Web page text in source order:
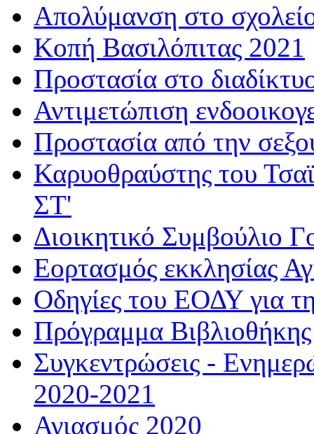
Απολύμανση στο
Κοπή Βασιλόπιτας 2021
Προστασία στο
Αντιμετώπιση
Προστασία από την
Καρυοθραύστης του
ΣΤ'
Διοικητικό Συμβούλιο
Εορτασμός εκκλησίας
Οδηγίες του ΕΟΔΥ για
Πρόγραμμα
Συγκεντρώσεις -
2020-2021
Αγιασμός 2020